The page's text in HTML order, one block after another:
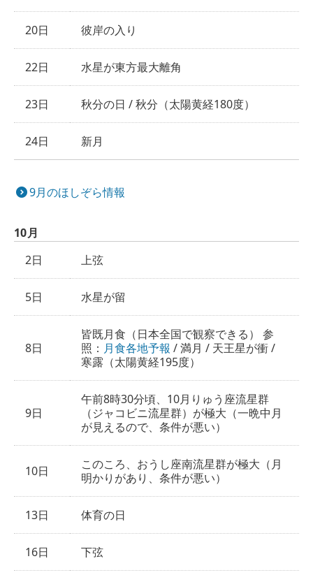
20日 彼岸の入り
22日 水星が東方最大離角
23日 秋分の日 / 秋分（太陽黄経180度）
24日 新月
9月のほしぞら情報
10月
2日
上弦
5日 水星が留
8日
皆既月食（日本全国で観察できる） 参
照： 月食各地予報 / 満月 / 天王星が衝 /
寒露（太陽黄経195度）
9日
午前8時30分頃、10月りゅう座流星群
（ジャコビニ流星群）が極大（一晩中月
が見えるので、条件が悪い）
10日
このころ、おうし座南流星群が極大（月
明かりがあり、条件が悪い）
13日 体育の日
16日 下弦